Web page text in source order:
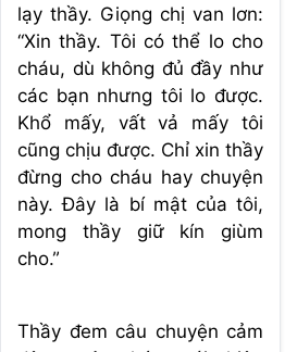
lạy thầy. Giọng chị van lơn:
“Xin thầy. Tôi có thể lo cho
cháu, dù không đủ đầy như
các bạn nhưng tôi lo được.
Khổ mấy, vất vả mấy tôi
cũng chịu được. Chỉ xin thầy
đừng cho cháu hay chuyện
này. Đây là bí mật của tôi,
mong thầy giữ kín giùm
cho.”
Thầy đem câu chuyện cảm